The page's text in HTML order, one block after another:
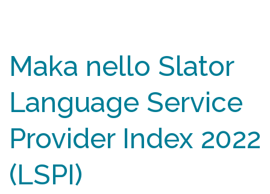
Maka nello Slator
Language Service
Provider Index 2022
(LSPI)